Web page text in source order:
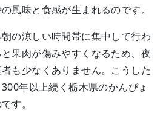
風味と食感が生まれるのです。
の涼しい時間帯に集中して行わ
果肉が傷みやすくなるため、夜
も少なくありません。こうした
年以上続く栃木県のかんぴょ
す。